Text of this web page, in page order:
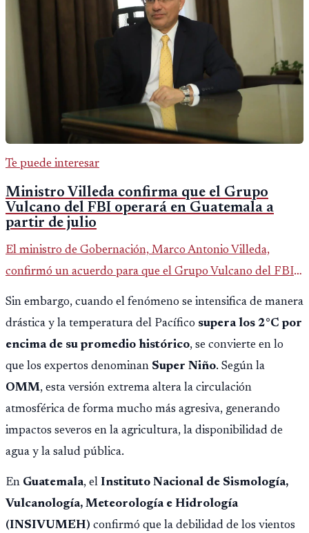
Te puede interesar
Ministro Villeda confirma que el Grupo
Vulcano del FBI operará en Guatemala a
partir de julio
El ministro de Gobernación, Marco Antonio Villeda,
confirmó un acuerdo para que el Grupo Vulcano del FBI
opere en Guatemala a partir de julio, tras un intento
fallido con la administración anterior del Ministerio
Público.
Sin embargo, cuando el fenómeno se intensifica de manera
drástica y la temperatura del Pacífico supera los 2°C por
encima de su promedio histórico, se convierte en lo
que los expertos denominan Super Niño. Según la
OMM, esta versión extrema altera la circulación
atmosférica de forma mucho más agresiva, generando
impactos severos en la agricultura, la disponibilidad de
agua y la salud pública.
En Guatemala, el Instituto Nacional de Sismología,
Vulcanología, Meteorología e Hidrología
(INSIVUMEH) confirmó que la debilidad de los vientos